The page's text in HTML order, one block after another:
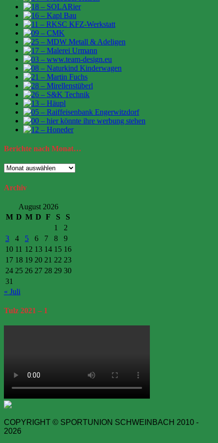
Berichte nach Monat…
Berichte
Monat…
Archiv
August 2026
M D M D F S
S
1
2
3
4 5 6 7 8
9
10 11 12 13 14 15 16
17 18 19 20 21 22 23
24 25 26 27 28 29 30
31
« Juli
Tulz 2021 – 1
COPYRIGHT © SPORTUNION SCHWEINBACH 2010 -
2026